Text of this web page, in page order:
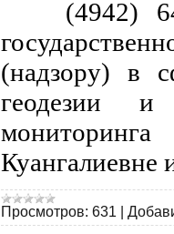
(4942) 64-
(надзору) в
геодезии и
Куангалиевне
Просмотров: 631 |